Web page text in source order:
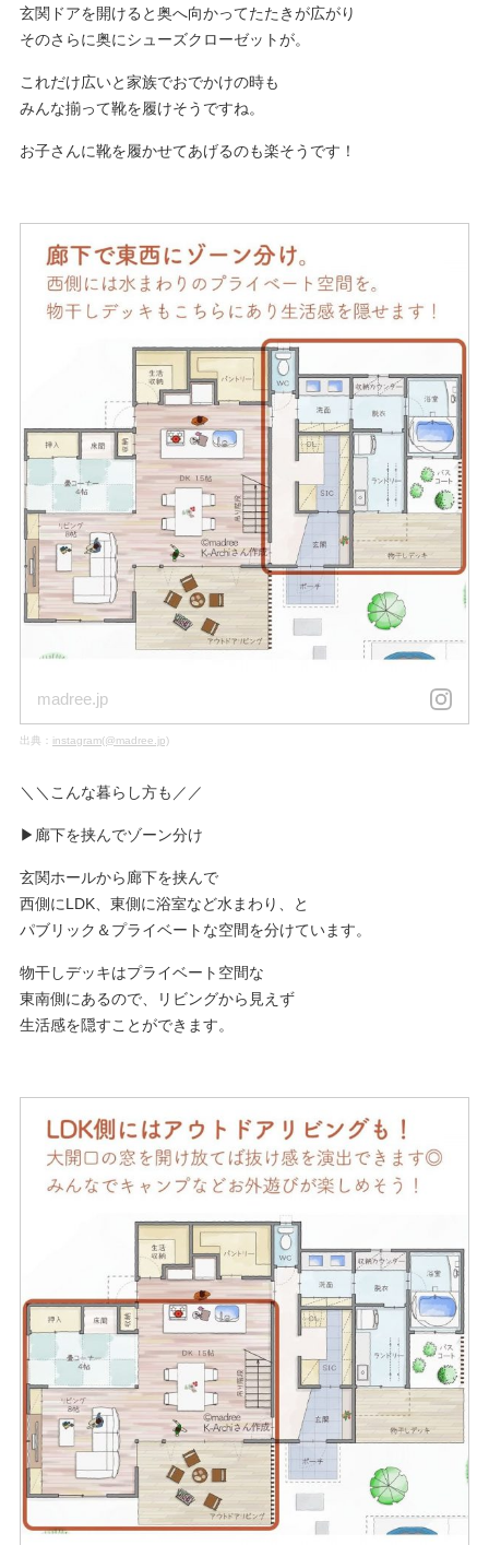
玄関ドアを開けると奥へ向かってたたきが広がり
そのさらに奥にシューズクローゼットが。
これだけ広いと家族でおでかけの時も
みんな揃って靴を履けそうですね。
お子さんに靴を履かせてあげるのも楽そうです！
madree.jp
出典： instagram(@madree.jp)
＼＼こんな暮らし方も／／
▶︎廊下を挟んでゾーン分け
玄関ホールから廊下を挟んで
西側にLDK、東側に浴室など水まわり、と
パブリック＆プライベートな空間を分けています。
物干しデッキはプライベート空間な
東南側にあるので、リビングから見えず
生活感を隠すことができます。